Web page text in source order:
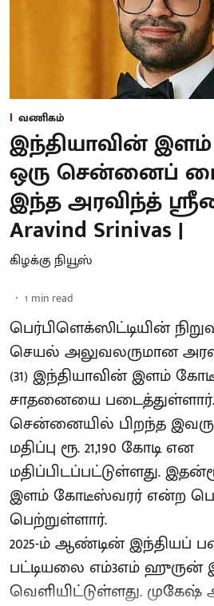
வணிகம்
இந்தியாவின்
ஒரு சென்னைப்
இந்த அரவிந்த்
Aravind Srinivas |
கிழக்கு நியூஸ்
1 min read
பெர்பிளெக்ஸிட்டியின்
செயல் அலுவலருமான
(31) இந்தியாவின் இளம்
சாதனையை படைத்துள்ளார்.
சென்னையில் பிறந்த
மதிப்பு ரூ. 21,190 கோடி என
மதிப்பிடப்பட்டுள்ளது.
இளம் கோடீஸ்வரர் என்ற
பெற்றுள்ளார்.
2025-ம் ஆண்டின் இந்தியப்
பட்டியலை எம்3எம் ஹுருன்
வெளியிட்டுள்ளது. முகேஷ்